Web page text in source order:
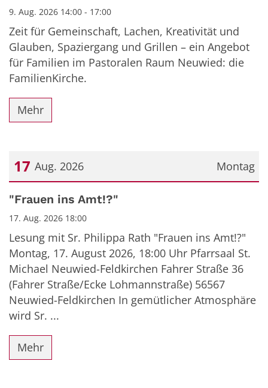
9. Aug. 2026 14:00 - 17:00
Zeit für Gemeinschaft, Lachen, Kreativität und
Glauben, Spaziergang und Grillen – ein Angebot
für Familien im Pastoralen Raum Neuwied: die
FamilienKirche.
Mehr
Montag
17 Aug. 2026
Datum: 17. August 2026
"Frauen ins Amt!?"
17. Aug. 2026 18:00
Lesung mit Sr. Philippa Rath "Frauen ins Amt!?"
Montag, 17. August 2026, 18:00 Uhr Pfarrsaal St.
Michael Neuwied-Feldkirchen Fahrer Straße 36
(Fahrer Straße/Ecke Lohmannstraße) 56567
Neuwied-Feldkirchen In gemütlicher Atmosphäre
wird Sr. ...
Mehr